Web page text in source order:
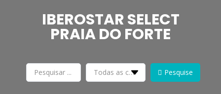
IBEROSTAR SELECT
PRAIA DO FORTE
Pesquise